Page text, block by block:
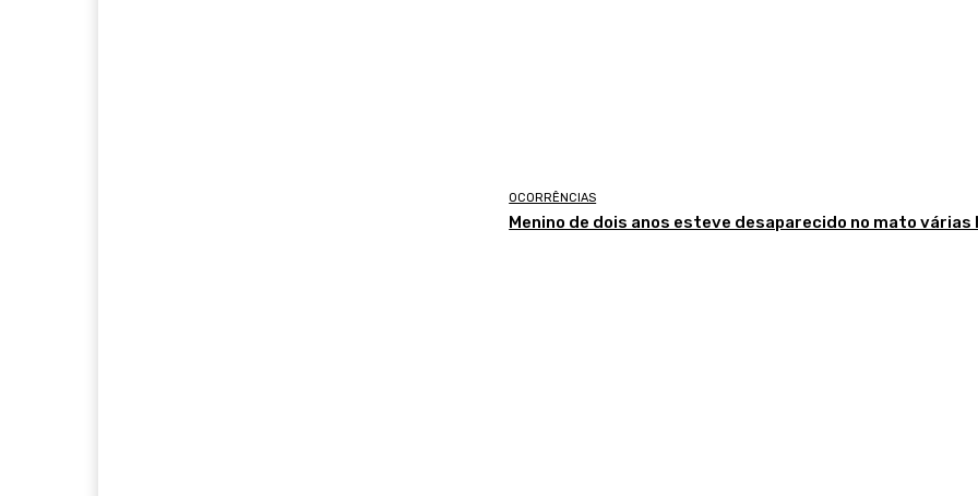
OCORRÊNCIAS
Menino de dois anos esteve desaparecido no mato várias